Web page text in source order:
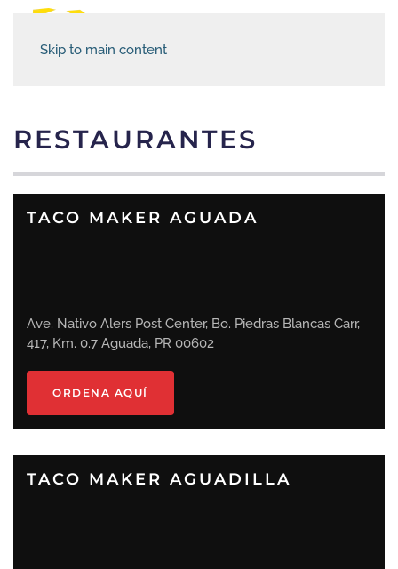
Skip to main content
RESTAURANTES
TACO MAKER AGUADA
Ave. Nativo Alers Post Center, Bo. Piedras Blancas Carr,
417, Km. 0.7 Aguada, PR 00602
ORDENA AQUÍ
TACO MAKER AGUADILLA